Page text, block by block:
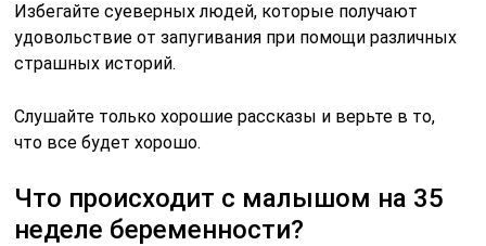
Избегайте суеверных людей, которые получают
удовольствие от запугивания при помощи различных
страшных историй.
Слушайте только хорошие рассказы и верьте в то,
что все будет хорошо.
Что происходит с малышом на 35
неделе беременности?